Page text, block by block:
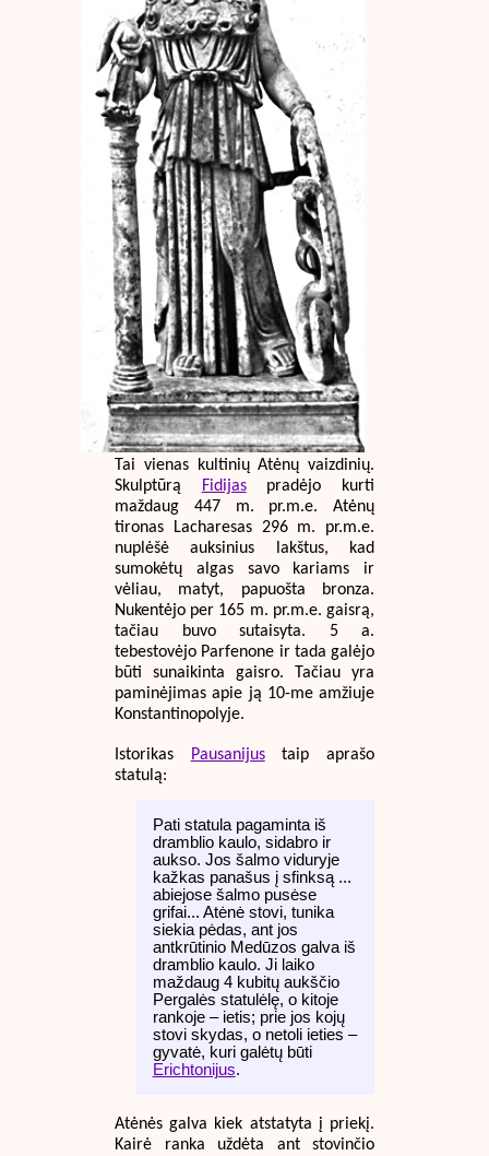
Tai vienas kultinių Atėnų vaizdinių.
Skulptūrą
Fidijaspradėjo kurti
maždaug 447 m. pr.m.e. Atėnų
tironas Lacharesas 296 m. pr.m.e.
nuplėšė auksinius lakštus, kad
sumokėtų algas savo kariams ir
vėliau, matyt, papuošta bronza.
Nukentėjo per 165 m. pr.m.e. gaisrą,
tačiau buvo sutaisyta. 5 a.
tebestovėjo Parfenone ir tada galėjo
būti sunaikinta gaisro. Tačiau yra
paminėjimas apie ją 10-me amžiuje
Konstantinopolyje.
Istorikas Pausanijustaip aprašo
statulą:
Pati statula pagaminta iš
dramblio kaulo, sidabro ir
aukso. Jos šalmo viduryje
kažkas panašus į sfinksą ...
abiejose šalmo pusėse
grifai... Atėnė stovi, tunika
siekia pėdas, ant jos
antkrūtinio Medūzos galva iš
dramblio kaulo. Ji laiko
maždaug 4 kubitų aukščio
Pergalės statulėlę, o kitoje
rankoje – ietis; prie jos kojų
stovi skydas, o netoli ieties –
gyvatė, kuri galėtų būti
Erichtonijus.
Atėnės galva kiek atstatyta į priekį.
Kairė ranka uždėta ant stovinčio